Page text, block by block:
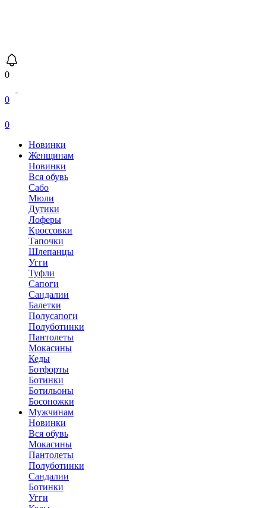
0
0
0
Новинки
Женщинам
Новинки
Вся обувь
Сабо
Мюли
Дутики
Лоферы
Кроссовки
Тапочки
Шлепанцы
Угги
Туфли
Сапоги
Сандалии
Балетки
Полусапоги
Полуботинки
Пантолеты
Мокасины
Кеды
Ботфорты
Ботинки
Ботильоны
Босоножки
Мужчинам
Новинки
Вся обувь
Мокасины
Пантолеты
Полуботинки
Сандалии
Ботинки
Угги